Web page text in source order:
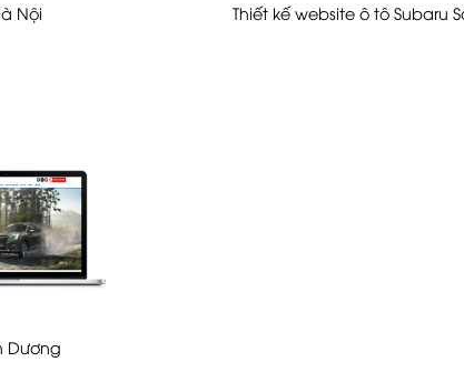
Nội Thiết kế website ô tô Subaru
Dương